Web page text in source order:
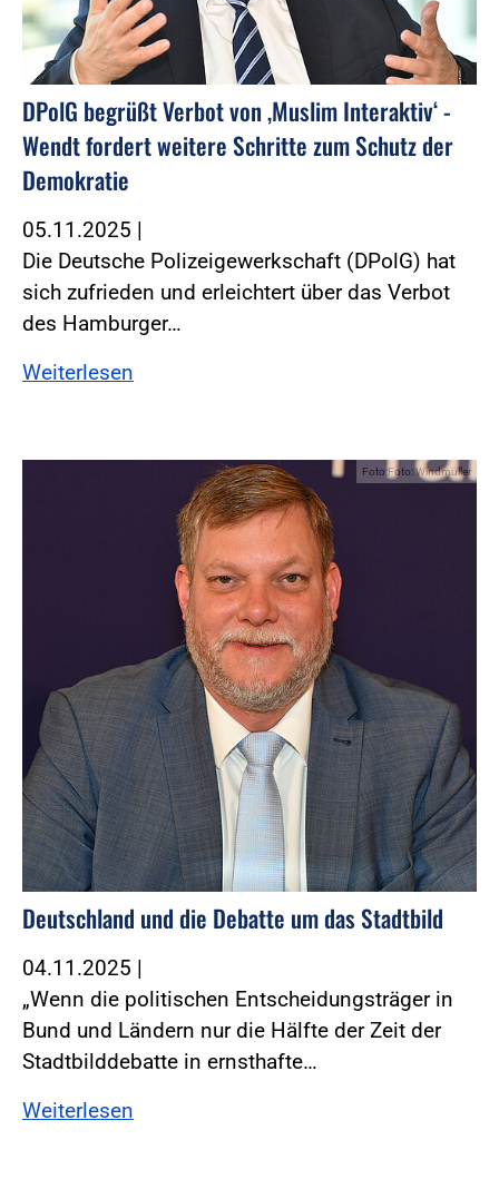
DPolG begrüßt Verbot von ‚Muslim Interaktiv‘ -
Wendt fordert weitere Schritte zum Schutz der
Demokratie
05.11.2025 |
Die Deutsche Polizeigewerkschaft (DPolG) hat
sich zufrieden und erleichtert über das Verbot
des Hamburger…
Weiterlesen
Foto:Foto: Windmüller
Deutschland und die Debatte um das Stadtbild
04.11.2025 |
„Wenn die politischen Entscheidungsträger in
Bund und Ländern nur die Hälfte der Zeit der
Stadtbilddebatte in ernsthafte…
Weiterlesen